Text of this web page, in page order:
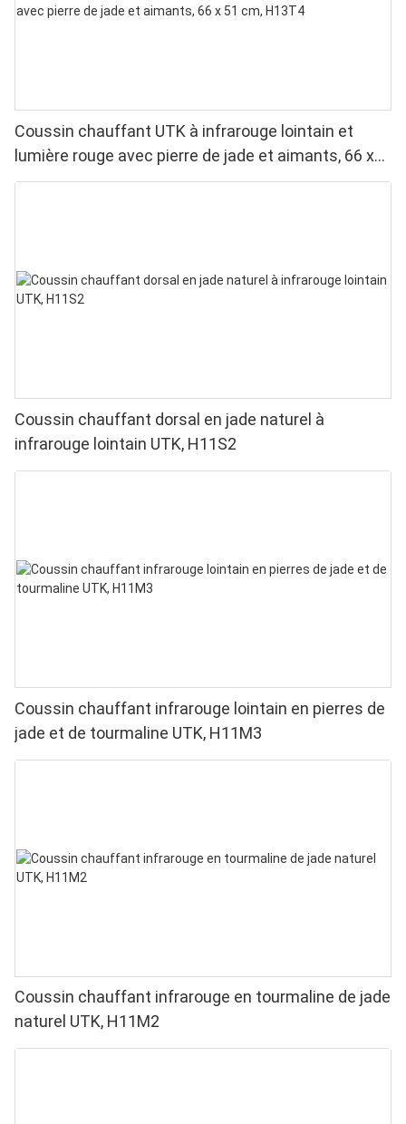
Coussin chauffant UTK à infrarouge lointain et
lumière rouge avec pierre de jade et aimants, 66 x
51 cm, H13T4
Coussin chauffant dorsal en jade naturel à
infrarouge lointain UTK, H11S2
Coussin chauffant infrarouge lointain en pierres de
jade et de tourmaline UTK, H11M3
Coussin chauffant infrarouge en tourmaline de jade
naturel UTK, H11M2